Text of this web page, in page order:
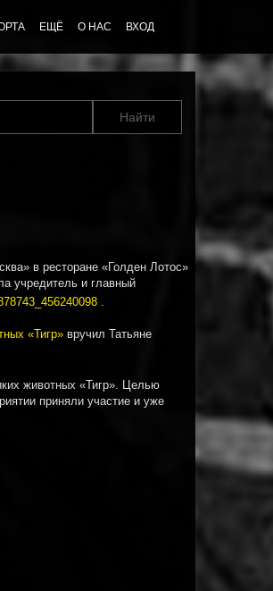
ЕЩЁ О НАС ВХОД
в ресторане «Голден Лотос»
учредитель и главный
.
«Тигр» вручил Татьяне
животных «Тигр». Целью
приняли участие и уже